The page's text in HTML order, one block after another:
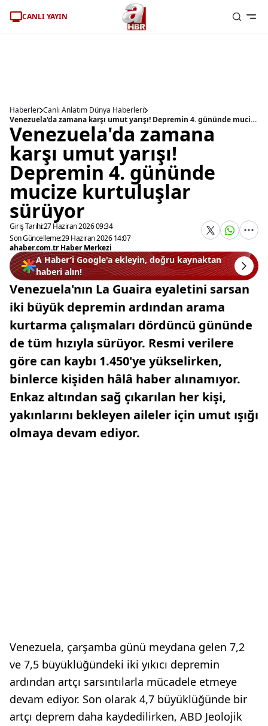
CANLI YAYIN
Haberler Canlı Anlatım Dünya Haberleri
Venezuela'da zamana karşı umut yarışı! Depremin 4. gününde mucize kurtuluşlar sürüyor
Venezuela'da zamana
karşı umut yarışı!
Depremin 4. gününde
mucize kurtuluşlar
sürüyor
Giriş Tarihi:27 Haziran 2026 09:34
Son Güncelleme:29 Haziran 2026 14:07
ahaber.com.tr Haber Merkezi
A Haber’i Google'a ekleyin, doğru kaynaktan
haberi alın!
Venezuela'nın La Guaira eyaletini sarsan
iki büyük depremin ardından arama
kurtarma çalışmaları dördüncü gününde
de tüm hızıyla sürüyor. Resmi verilere
göre can kaybı 1.450'ye yükselirken,
binlerce kişiden hâlâ haber alınamıyor.
Enkaz altından sağ çıkarılan her kişi,
yakınlarını bekleyen aileler için umut ışığı
olmaya devam ediyor.
Venezuela, çarşamba günü meydana gelen 7,2
ve 7,5 büyüklüğündeki iki yıkıcı depremin
ardından artçı sarsıntılarla mücadele etmeye
devam ediyor. Son olarak 4,7 büyüklüğünde bir
artçı deprem daha kaydedilirken, ABD Jeolojik